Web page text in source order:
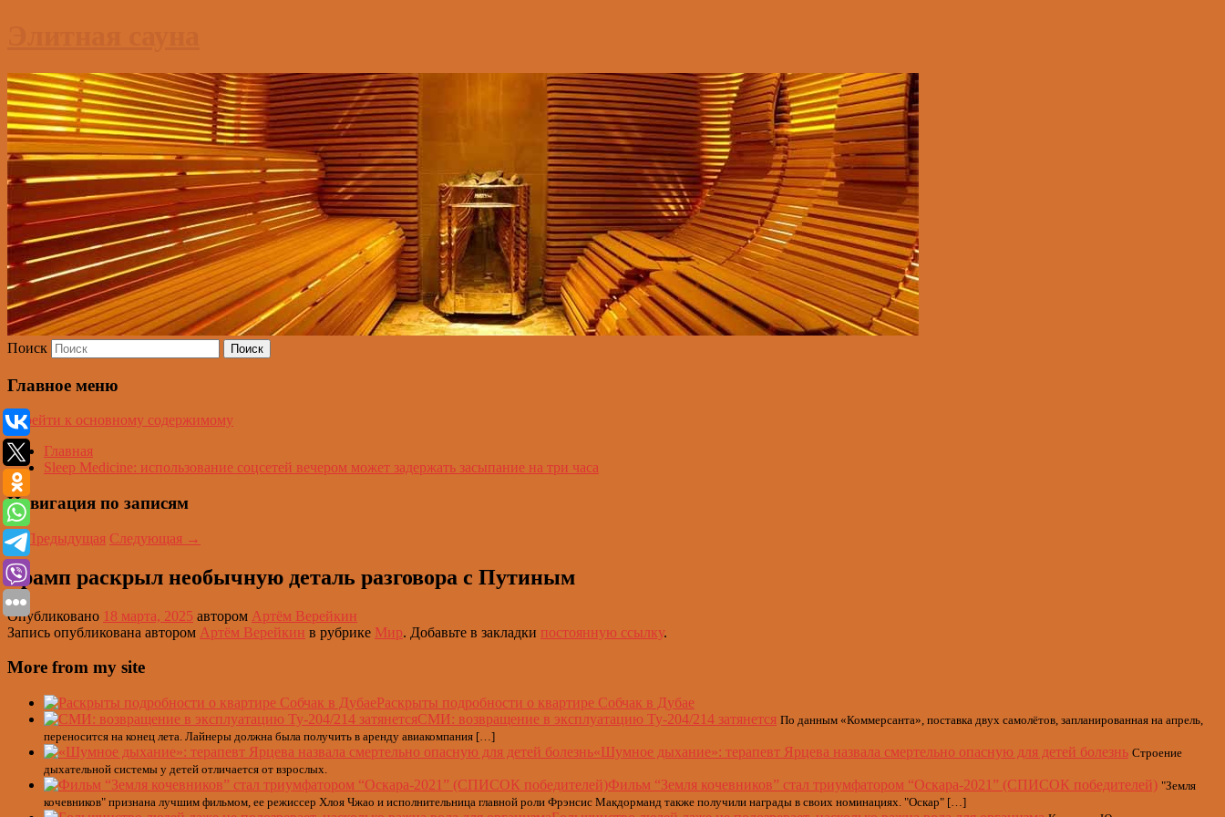
Поиск
Главное меню
Перейти к основному содержимому
Главная
Sleep Medicine: использование соцсетей вечером может задержать засыпание на три часа
Навигация по записям
←Предыдущая Следующая →
Трамп раскрыл необычную деталь разговора с Путиным
Опубликовано 18 марта, 2025 автором Артём Верейкин
Запись опубликована автором Артём Верейкин в рубрике Мир. Добавьте в закладки постоянную ссылку.
More from my site
Раскрыты подробности о квартире Собчак в Дубае
СМИ: возвращение в эксплуатацию Ту-204/214 затянется По данным «Коммерсанта», поставка двух самолётов, запланированная на апрель,
переносится на конец лета. Лайнеры должна была получить в аренду авиакомпания […]
«Шумное дыхание»: терапевт Ярцева назвала смертельно опасную для детей болезнь Строение
дыхательной системы у детей отличается от взрослых.
Фильм “Земля кочевников” стал триумфатором “Оскара-2021” (СПИСОК победителей) "Земля
кочевников" признана лучшим фильмом, ее режиссер Хлоя Чжао и исполнительница главной роли Фрэнсис Макдорманд также получили награды в своих номинациях. "Оскар" […]